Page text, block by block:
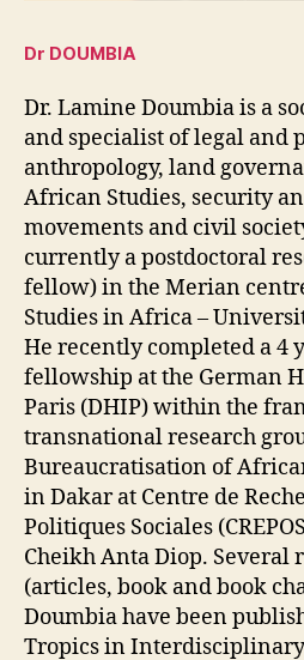
Dr DOUMBIA
Dr. Lamine Doumbia is a
and specialist of legal and
anthropology, land
African Studies, security
movements and civil
currently a postdoctoral
fellow) in the Merian
Studies in Africa –
He recently completed a 4
fellowship at the German
Paris (DHIP) within the
transnational research
Bureaucratisation of
in Dakar at Centre de
Politiques Sociales
Cheikh Anta Diop. Several
(articles, book and book
Doumbia have been
Tropics in